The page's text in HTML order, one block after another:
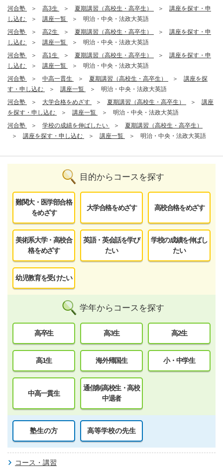
河合塾
高3生 夏期講習（高校生・高卒生）
講座を探す・申
し込む
講座一覧
明治・中央・法政大英語
河合塾
高2生 夏期講習（高校生・高卒生）
講座を探す・申
し込む
講座一覧
明治・中央・法政大英語
河合塾
高1生 夏期講習（高校生・高卒生）
講座を探す・申
し込む
講座一覧
明治・中央・法政大英語
河合塾
中高一貫生 夏期講習（高校生・高卒生）
講座を探
す・申し込む
講座一覧
明治・中央・法政大英語
河合塾
大学合格をめざす 夏期講習（高校生・高卒生）
講座
を探す・申し込む
講座一覧
明治・中央・法政大英語
河合塾
学校の成績を伸ばしたい
夏期講習（高校生・高卒生）
講座を探す・申し込む
講座一覧 明治・中央・法政大英語
目的からコースを探す
難関大・医学部合格
をめざす
大学合格をめざす 高校合格をめざす
美術系大学・高校合
格をめざす
英語・英会話を学び
たい
学校の成績を伸ばし
たい
幼児教育を受けたい
学年からコースを探す
高卒生 高3生 高2生
高1生 海外帰国生 小・中学生
中高一貫生
通信制高校生・高校
中退者
塾生の方 高等学校の先生
コース・講習